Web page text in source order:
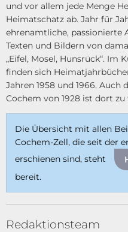
und vor allem jede Menge
Heimatschatz ab. Jahr für
ehrenamtliche,
Texten und Bildern von
„Eifel, Mosel, Hunsrück“. Im
finden sich
Jahren 1958 und 1966. Auch
Cochem von 1928 ist dort zu
Die Übersicht mit allen
Cochem-Zell, die seit der
erschienen sind, steht
bereit.
Redaktionsteam